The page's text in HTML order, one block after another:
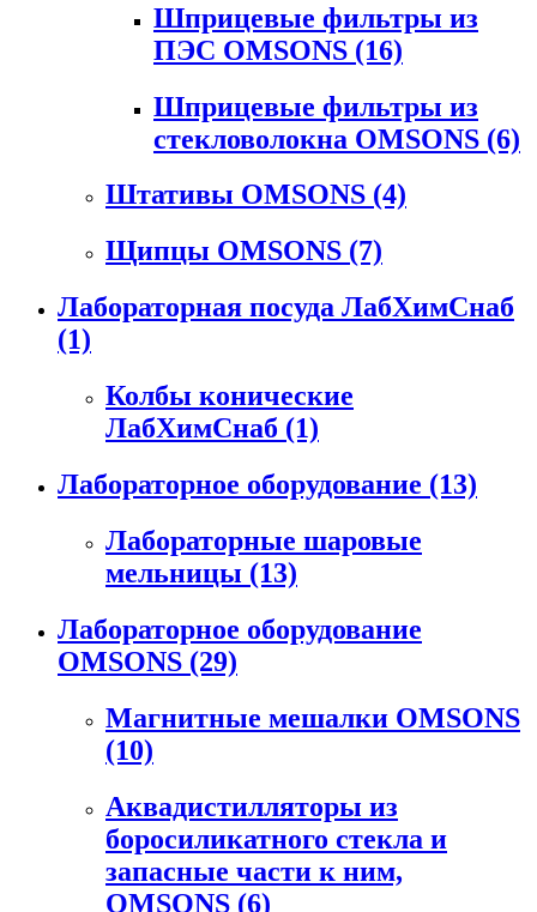
Шприцевые фильтры из
ПЭС OMSONS (16)
Шприцевые фильтры из
стекловолокна OMSONS (6)
Штативы OMSONS (4)
Щипцы OMSONS (7)
Лабораторная посуда ЛабХимСнаб
(1)
Колбы конические
ЛабХимСнаб (1)
Лабораторное оборудование (13)
Лабораторные шаровые
мельницы (13)
Лабораторное оборудование
OMSONS (29)
Магнитные мешалки OMSONS
(10)
Аквадистилляторы из
боросиликатного стекла и
запасные части к ним,
OMSONS (6)